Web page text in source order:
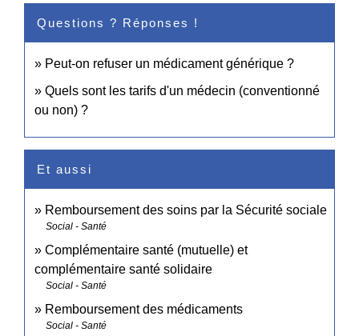
Questions ? Réponses !
Peut-on refuser un médicament générique ?
Quels sont les tarifs d'un médecin (conventionné
ou non) ?
Et aussi
Remboursement des soins par la Sécurité sociale
Social - Santé
Complémentaire santé (mutuelle) et
complémentaire santé solidaire
Social - Santé
Remboursement des médicaments
Social - Santé